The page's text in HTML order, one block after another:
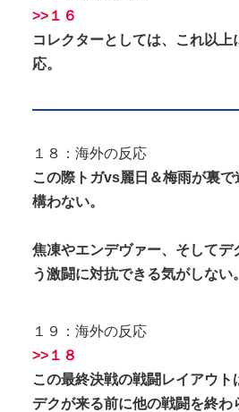
>>１６
コレクターとしては、これ以上
応。
１８：海外の反応
この際トガvs麗日＆梅雨が裏で
構わない。
焦凍やエンデヴァー、そして
う激闘に対抗できる気がしない。
１９：海外の反応
>>１８
この最終決戦の戦闘レイアウト
デクが来る前に他の戦闘を終わ